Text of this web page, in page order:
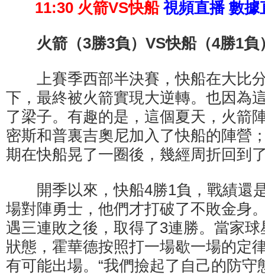
11:30 火箭VS快船 視頻直播 數據
火箭（3勝3負）VS快船（4勝1負
上賽季西部半決賽，快船在大比
下，最終被火箭實現大逆轉。也因為
了梁子。有趣的是，這個夏天，火箭
密斯和普裏吉奧尼加入了快船的陣營
期在快船晃了一圈後，幾經周折回到
開季以來，快船4勝1負，戰績還
場對陣勇士，他們才打破了不敗金身
遇三連敗之後，取得了3連勝。當家
狀態，霍華德按照打一場歇一場的定
有可能出場。“我們撿起了自己的防